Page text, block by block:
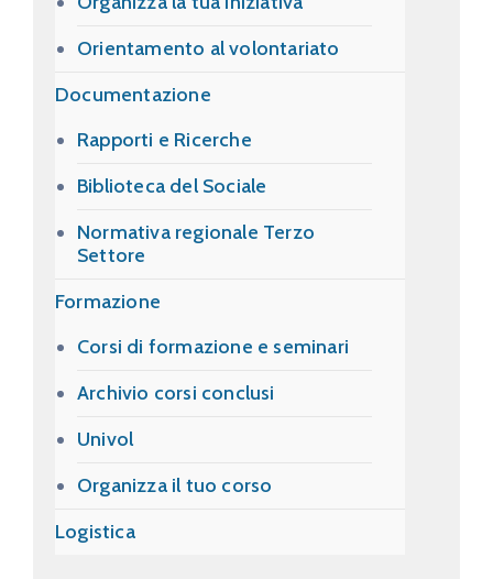
Orientamento al volontariato
Documentazione
Rapporti e Ricerche
Biblioteca del Sociale
Normativa regionale Terzo
Settore
Formazione
Corsi di formazione e seminari
Archivio corsi conclusi
Univol
Organizza il tuo corso
Logistica